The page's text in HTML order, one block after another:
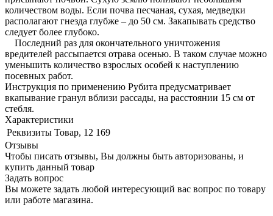
количеством воды. Если почва песчаная, сухая, медведки
располагают гнезда глубже – до 50 см. Закапывать средство
следует более глубоко.
Последний раз для окончательного уничтожения
вредителей рассыпается отрава осенью. В таком случае можно
уменьшить количество взрослых особей к наступлению
посевных работ.
Инструкция по применению Рубита предусматривает
вкапывание гранул вблизи рассады, на расстоянии 15 см от
стебля.
Характеристики
Реквизиты Товар, 12 169
Отзывы
Чтобы писать отзывы, Вы должны быть авторизованы, и
купить данный товар
Задать вопрос
Вы можете задать любой интересующий вас вопрос по товару
или работе магазина.